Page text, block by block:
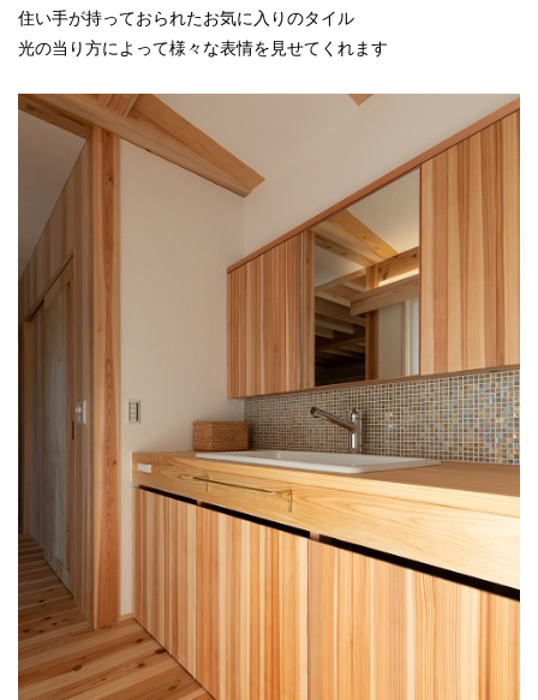
住い手が持っておられたお気に入りのタイル
光の当り方によって様々な表情を見せてくれます